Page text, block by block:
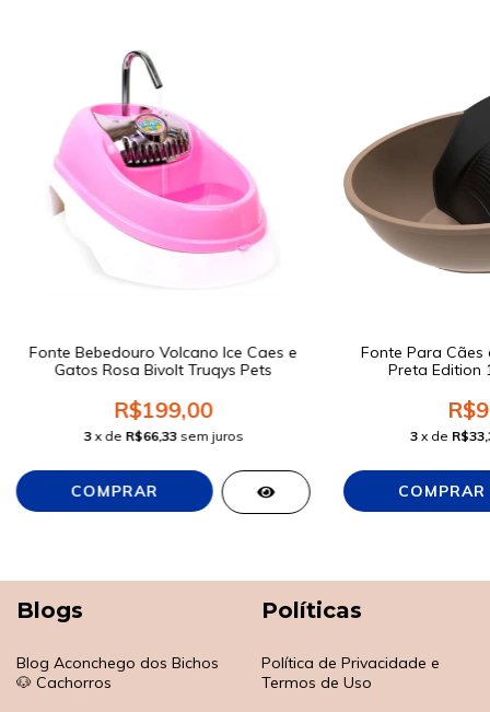
Fonte Bebedouro Volcano Ice Caes e
Gatos Rosa Bivolt Truqys Pets
R$199,00
3 x de R$66,33 sem juros
Fonte Para Cães
Preta Edition
3 x de
Blogs
Blog Aconchego dos Bichos
🐶 Cachorros
Políticas
Política de Privacidade e
Termos de Uso